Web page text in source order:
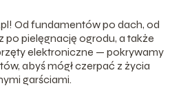
Od fundamentów po dach, od
po pielęgnację ogrodu, a także
elektroniczne — pokrywamy
abyś mógł czerpać z życia
garściami.